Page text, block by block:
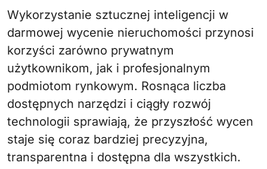
Wykorzystanie sztucznej inteligencji w
darmowej wycenie nieruchomości przynosi
korzyści zarówno prywatnym
użytkownikom, jak i profesjonalnym
podmiotom rynkowym. Rosnąca liczba
dostępnych narzędzi i ciągły rozwój
technologii sprawiają, że przyszłość wycen
staje się coraz bardziej precyzyjna,
transparentna i dostępna dla wszystkich.